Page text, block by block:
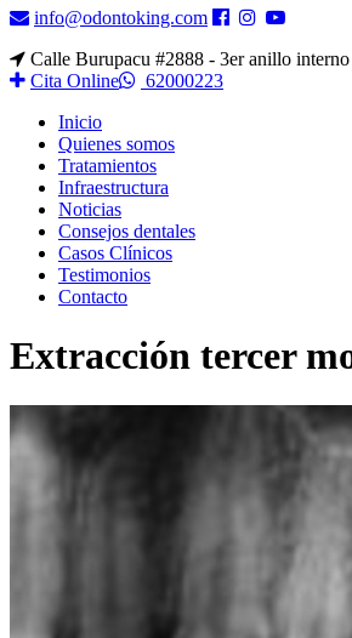
info@odontoking.com
Calle Burupacu #2888 - 3er anillo interno
Cita Online
62000223
Inicio
Quienes somos
Tratamientos
Infraestructura
Noticias
Consejos dentales
Casos Clínicos
Testimonios
Contacto
Extracción tercer